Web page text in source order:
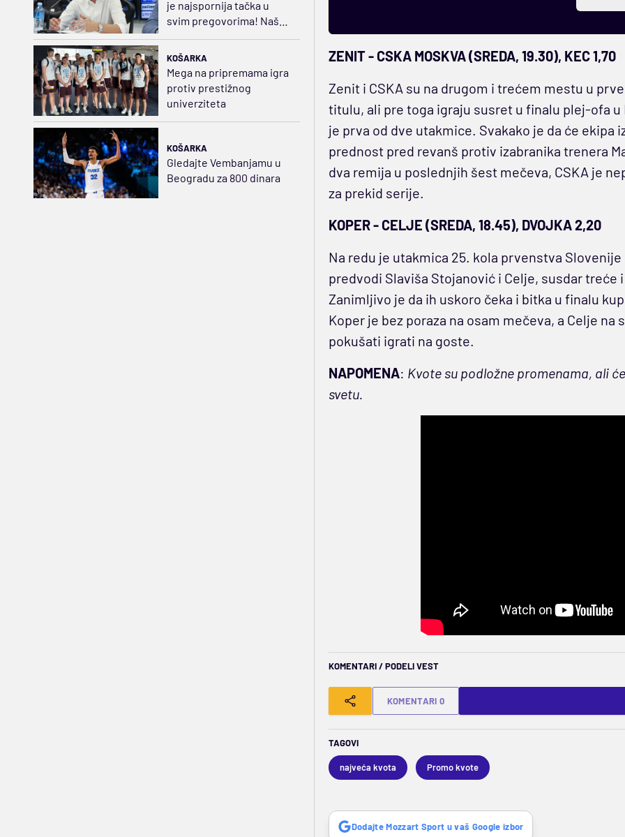
je najspornija tačka u
svim pregovorima! Naš
maksimum je 20.000 evra
KOŠARKA
Mega na pripremama igra
protiv prestižnog
univerziteta
KOŠARKA
Gledajte Vembanjamu u
Beogradu za 800 dinara
ZENIT - CSKA MOSKVA (SREDA, 19.30), KEC 1,70
Zenit i CSKA su na drugom i trećem mestu u
titulu, ali pre toga igraju susret u finalu plej-ofa
je prva od dve utakmice. Svakako je da će ekipa
prednost pred revanš protiv izabranika trenera
dva remija u poslednjih šest mečeva, CSKA je
za prekid serije.
KOPER - CELJE (SREDA, 18.45), DVOJKA 2,20
Na redu je utakmica 25. kola prvenstva
predvodi Slaviša Stojanović i Celje, susdar
Zanimljivo je da ih uskoro čeka i bitka u finalu
Koper je bez poraza na osam mečeva, a Celje
pokušati igrati na goste.
NAPOMENA: Kvote su podložne promenama, ali
svetu.
KOMENTARI / PODELI VEST
KOMENTARI 0
TAGOVI
najveća kvota Promo kvote
Dodajte Mozzart Sport u vaš Google izbor